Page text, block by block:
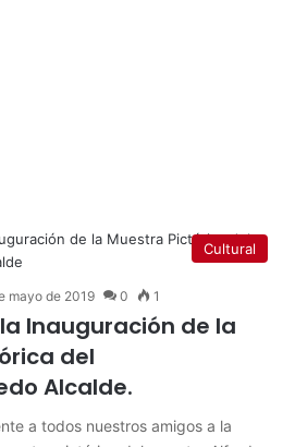
Cultural
mayo de 2019 0 1
Inauguración de la
del
Alcalde.
a todos nuestros amigos a la